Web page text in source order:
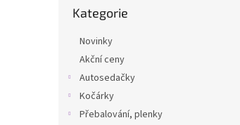
kategorie
Kategorie
Novinky
Akční ceny
Autosedačky
Kočárky
Přebalování, plenky